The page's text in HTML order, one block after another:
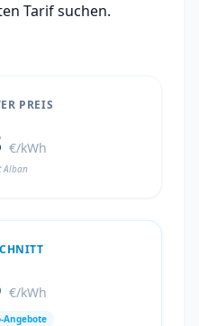
Tarif suchen.
PREIS
€/kWh
Alban
€/kWh
Angebote